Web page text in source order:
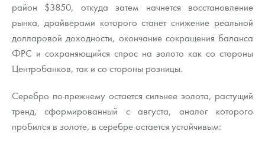
район $3850, откуда затем начнется восстановление
рынка, драйверами которого станет снижение реальной
долларовой доходности, окончание сокращения баланса
ФРС и сохраняющийся спрос на золото как со стороны
Центробанков, так и со стороны розницы.
Серебро по-прежнему остается сильнее золота, растущий
тренд, сформированный с августа, аналог которого
пробился в золоте, в серебре остается устойчивым: